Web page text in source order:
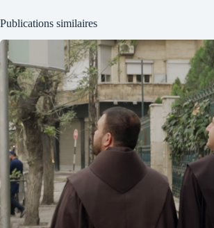
Publications similaires